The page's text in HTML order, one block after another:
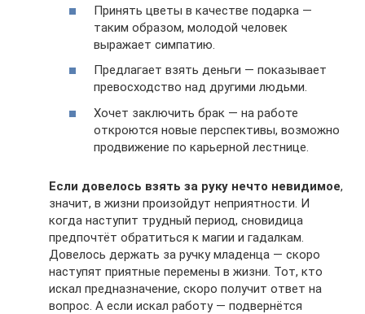
Принять цветы в качестве подарка —
таким образом, молодой человек
выражает симпатию.
Предлагает взять деньги — показывает
превосходство над другими людьми.
Хочет заключить брак — на работе
откроются новые перспективы, возможно
продвижение по карьерной лестнице.
Если довелось взять за руку нечто невидимое,
значит, в жизни произойдут неприятности. И
когда наступит трудный период, сновидица
предпочтёт обратиться к магии и гадалкам.
Довелось держать за ручку младенца — скоро
наступят приятные перемены в жизни. Тот, кто
искал предназначение, скоро получит ответ на
вопрос. А если искал работу — подвернётся